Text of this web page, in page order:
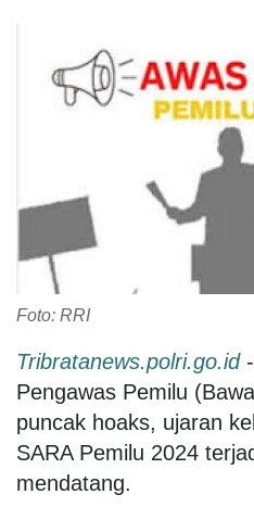
Foto: RRI
Tribratanews.polri.go.id-
Pengawas Pemilu
puncak hoaks, ujaran
SARA Pemilu 2024
mendatang.